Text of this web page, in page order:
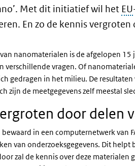
Met dit initiatief wil het EU
En zo de kennis
nanomaterialen is de afgelopen
verschillende vragen. Of
gedragen in het milieu. De
zijn de meetgegevens zelf meestal
door delen
in een computernetwerk van
van onderzoeksgegevens. Dit
zal de kennis over deze